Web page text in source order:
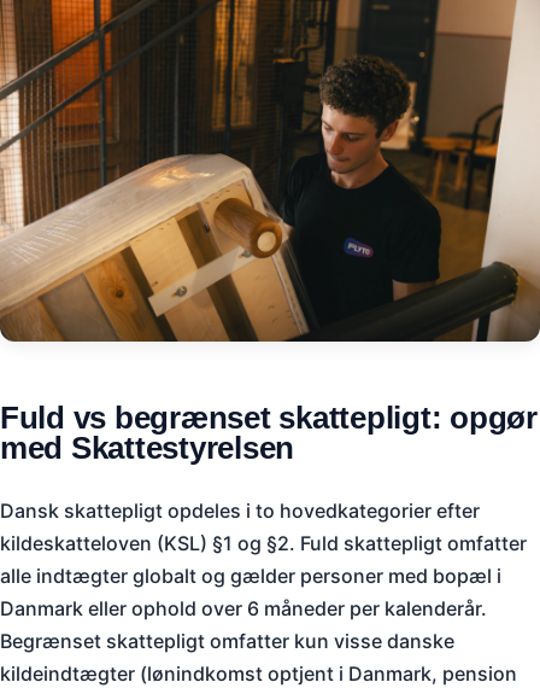
Fuld vs begrænset skattepligt: opgør
med Skattestyrelsen
Dansk skattepligt opdeles i to hovedkategorier efter
kildeskatteloven (KSL) §1 og §2. Fuld skattepligt omfatter
alle indtægter globalt og gælder personer med bopæl i
Danmark eller ophold over 6 måneder per kalenderår.
Begrænset skattepligt omfatter kun visse danske
kildeindtægter (lønindkomst optjent i Danmark, pension